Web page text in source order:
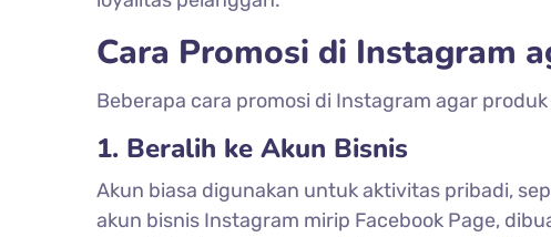
Cara Promosi di Instagram
Beberapa cara promosi di Instagram agar
1. Beralih ke Akun Bisnis
Akun biasa digunakan untuk aktivitas pribadi,
akun bisnis Instagram mirip Facebook Page,